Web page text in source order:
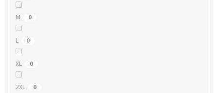
M 0
L 0
XL 0
2XL 0